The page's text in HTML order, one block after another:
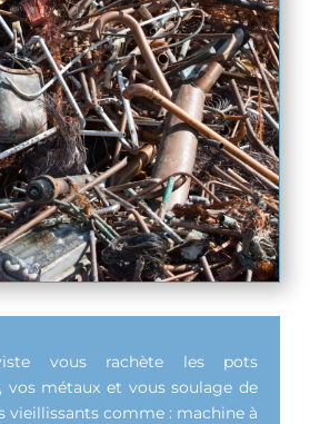
vous rachète les pots
vos métaux et vous soulage de
vieillissants comme : machine à